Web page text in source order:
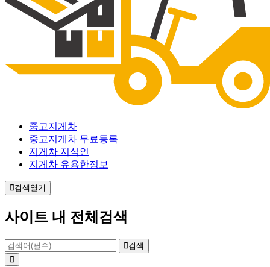
중고지게차
중고지게차 무료등록
지게차 지식인
지게차 유용한정보
검색열기
사이트 내 전체검색
검색